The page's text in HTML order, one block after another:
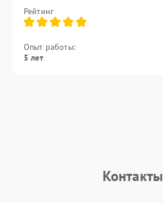
Рейтинг
Опыт работы:
5 лет
Контакты